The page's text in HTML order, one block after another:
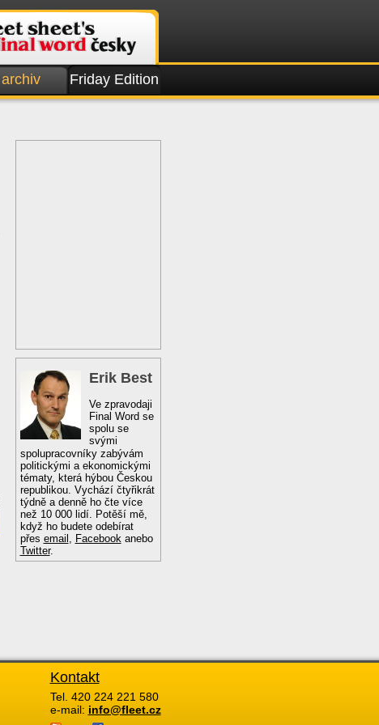
archiv Friday Edition
Erik Best
Ve zpravodaji
Final Word se
spolu se
svými
spolupracovníky zabývám
politickými a ekonomickými
tématy, která hýbou Českou
republikou. Vychází čtyřikrát
týdně a denně ho čte více
než 10 000 lidí. Potěší mě,
když ho budete odebírat
přes email , Facebookanebo
Twitter.
Kontakt
Tel. 420 224 221 580
e-mail: info@fleet.cz